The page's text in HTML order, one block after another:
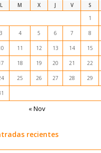
L M X J V S
1
3 4 5 6 7 8
11 12 13 14 15
18 19 20 21 22
25 26 27 28 29
« Nov
recientes